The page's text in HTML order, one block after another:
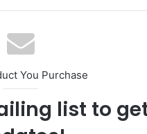
You Purchase
list to